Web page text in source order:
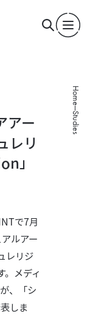
Home
Studies
アー
レリ
」
で7月
ルアー
レリジ
メディ
、「シ
しま